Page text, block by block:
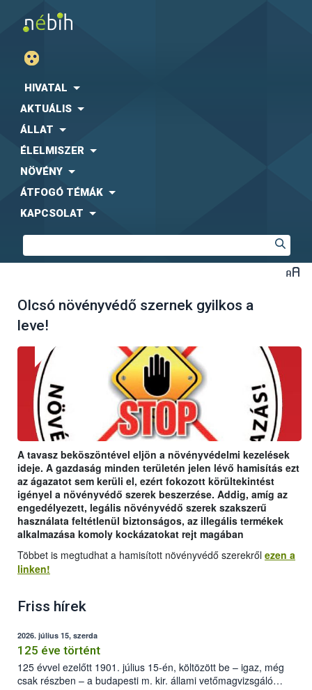
HIVATAL
AKTUÁLIS
ÁLLAT
ÉLELMISZER
NÖVÉNY
ÁTFOGÓ TÉMÁK
KAPCSOLAT
Olcsó növényvédő szernek gyilkos a
leve!
A tavasz beköszöntével eljön a növényvédelmi kezelések
ideje. A gazdaság minden területén jelen lévő hamisítás ezt
az ágazatot sem kerüli el, ezért fokozott körültekintést
igényel a növényvédő szerek beszerzése. Addig, amíg az
engedélyezett, legális növényvédő szerek szakszerű
használata feltétlenül biztonságos, az illegális termékek
alkalmazása komoly kockázatokat rejt magában
Többet is megtudhat a hamisított növényvédő szerekről ezen a
linken!
Friss hírek
2026. július 15, szerda
125 éve történt
125 évvel ezelőtt 1901. július 15-én, költözött be – igaz, még
csak részben – a budapesti m. kir. állami vetőmagvizsgáló